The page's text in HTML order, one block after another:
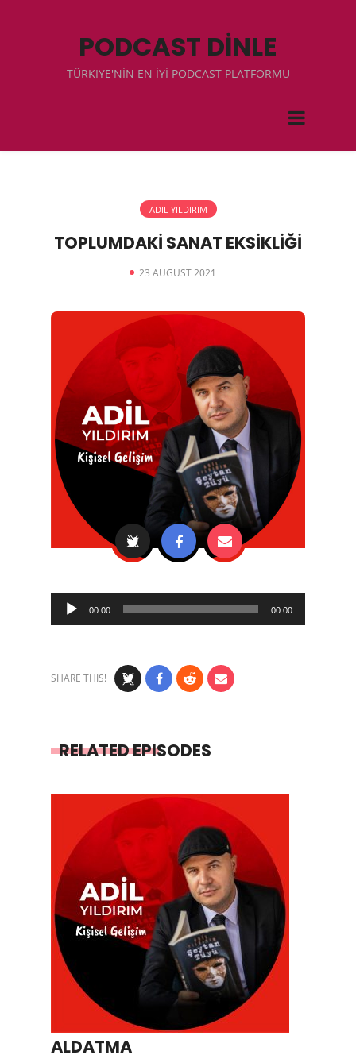
PODCAST DİNLE
TÜRKIYE'NİN EN İYİ PODCAST PLATFORMU
ADIL YILDIRIM
TOPLUMDAKİ SANAT EKSİKLİĞİ
23 AUGUST 2021
Audio
Player
00:00 00:00
SHARE THIS!
RELATED EPISODES
ALDATMA